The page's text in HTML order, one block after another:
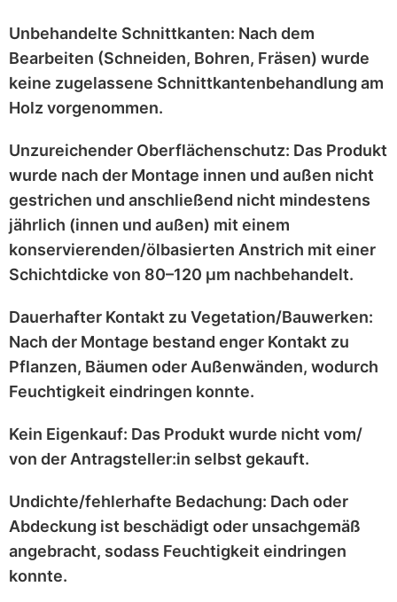
Unbehandelte Schnittkanten: Nach dem
Bearbeiten (Schneiden, Bohren, Fräsen) wurde
keine zugelassene Schnittkantenbehandlung am
Holz vorgenommen.
Unzureichender Oberflächenschutz: Das Produkt
wurde nach der Montage innen und außen nicht
gestrichen und anschließend nicht mindestens
jährlich (innen und außen) mit einem
konservierenden/ölbasierten Anstrich mit einer
Schichtdicke von 80–120 μm nachbehandelt.
Dauerhafter Kontakt zu Vegetation/Bauwerken:
Nach der Montage bestand enger Kontakt zu
Pflanzen, Bäumen oder Außenwänden, wodurch
Feuchtigkeit eindringen konnte.
Kein Eigenkauf: Das Produkt wurde nicht vom/
von der Antragsteller:in selbst gekauft.
Undichte/fehlerhafte Bedachung: Dach oder
Abdeckung ist beschädigt oder unsachgemäß
angebracht, sodass Feuchtigkeit eindringen
konnte.